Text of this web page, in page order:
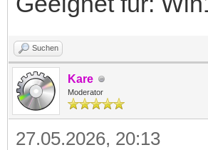
Suchen
Kare
Moderator
27.05.2026, 20:13